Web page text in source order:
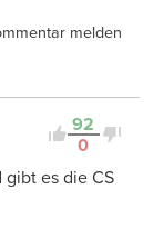
melden
92
0
es die CS